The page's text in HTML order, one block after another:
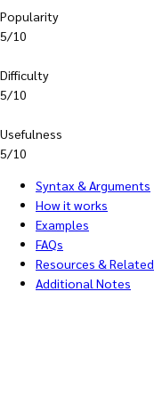
Popularity
5/10
Difficulty
5/10
Usefulness
5/10
Syntax & Arguments
How it works
Examples
FAQs
Resources & Related
Additional Notes